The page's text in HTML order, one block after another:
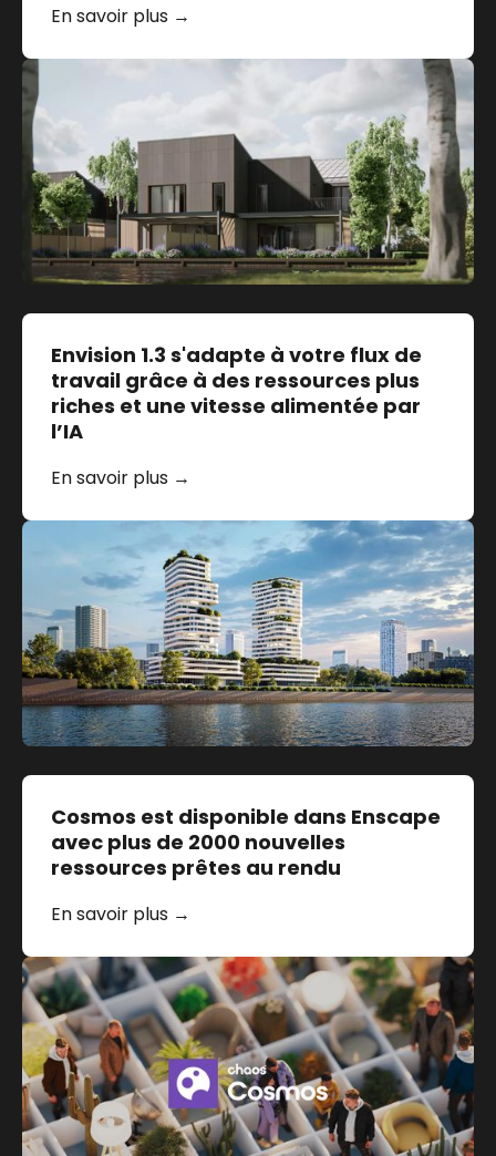
En savoir plus →
Envision 1.3 s'adapte à votre flux de
travail grâce à des ressources plus
riches et une vitesse alimentée par
l’IA
En savoir plus →
Cosmos est disponible dans Enscape
avec plus de 2000 nouvelles
ressources prêtes au rendu
En savoir plus →